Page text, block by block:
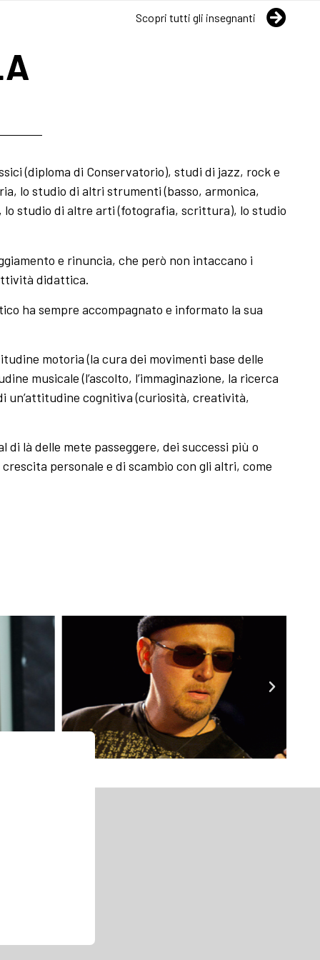
Scopri tutti gli insegnanti
(diploma di Conservatorio), studi di jazz, rock e
lo studio di altri strumenti (basso, armonica,
lo studio di altre arti (fotografia, scrittura), lo studio
e rinuncia, che però non intaccano i
didattica.
ha sempre accompagnato e informato la sua
motoria (la cura dei movimenti base delle
musicale (l’ascolto, l’immaginazione, la ricerca
un’attitudine cognitiva (curiosità, creatività,
di là delle mete passeggere, dei successi più o
personale e di scambio con gli altri, come